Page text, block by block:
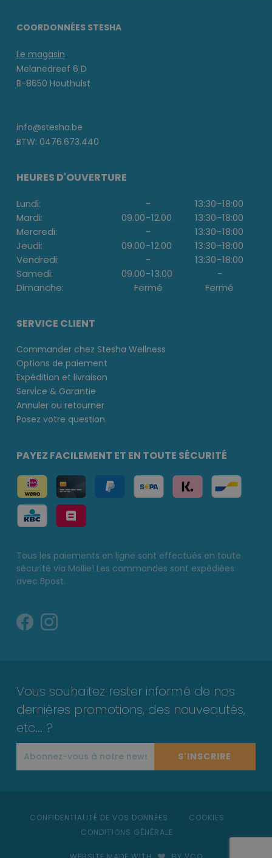
COORDONNÉES STESHA
Le magasin
Melanedreef 6 D
B-8650 Houthulst
info@stesha.be
BTW: 0476.673.440
HEURES D'OUVERTURE
Lundi: - 13:30-18:00
Mardi:
09.00-12.00 13:30-18:00
Mercredi:
- 13:30-18:00
Jeudi:
09.00-12.00 13:30-18:00
Vendredi:
- 13:30-18:00
Samedi:
09.00-13.00
-
Dimanche:
Fermé Fermé
SERVICE CLIENT
Commander chez Stesha Wellness
Options de paiement
Expédition et livraison
Service & Garantie
Annuler ou retourner
Posez votre question
PAYEZ FACILEMENT ET EN TOUTE SÉCURITÉ
Tous les paiements en ligne sont effectués en toute
sécurité via Mollie! Les commandes sont expédiées
avec Bpost.
Vous souhaitez rester informé de nos
dernières promotions, des nouveautés,
etc... ?
S'INSCRIRE
CONFIDENTIALITÉ DE VOS DONNÉES
COOKIES
CONDITIONS GÉNÉRALE